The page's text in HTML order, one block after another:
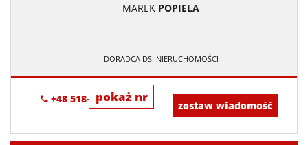
MAREK POPIELA
DORADCA DS. NIERUCHOMOŚCI
pokaż nr
+48 518-967-677
zostaw wiadomość